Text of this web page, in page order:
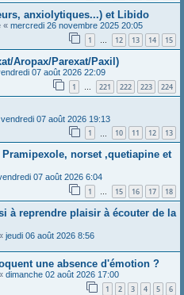
anxiolytiques...) et Libido
« mercredi 26 novembre 2025 20:05
1 … 12 13 14 15
Aropax/Parexat/Paxil)
07 août 2026 22:09
1 … 221 222 223 224
vendredi 07 août 2026 19:13
1 10 11 12 13
norset ,quetiapine et
07 août 2026 6:04
1 … 15 16 17 18
à reprendre plaisir à écouter de la
jeudi 06 août 2026 8:56
une absence d'émotion ?
dimanche 02 août 2026 17:00
1 2 3 4 5 6